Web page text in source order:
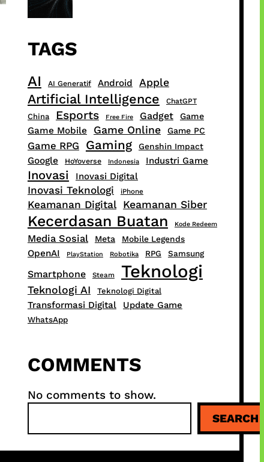
TAGS
AI AI Generatif Android Apple
Artificial Intelligence ChatGPT
China Esports Free Fire Gadget Game
Game Mobile Game Online Game PC
Game RPG Gaming Genshin Impact
Google HoYoverse Indonesia Industri Game
Inovasi Inovasi Digital
Inovasi Teknologi iPhone
Keamanan Digital Keamanan Siber
Kecerdasan Buatan Kode Redeem
Media Sosial Meta Mobile Legends
OpenAI PlayStation Robotika RPG Samsung
Smartphone Steam Teknologi
Teknologi AI Teknologi Digital
Transformasi Digital Update Game
WhatsApp
COMMENTS
No comments to show.
a
r
SEARCH